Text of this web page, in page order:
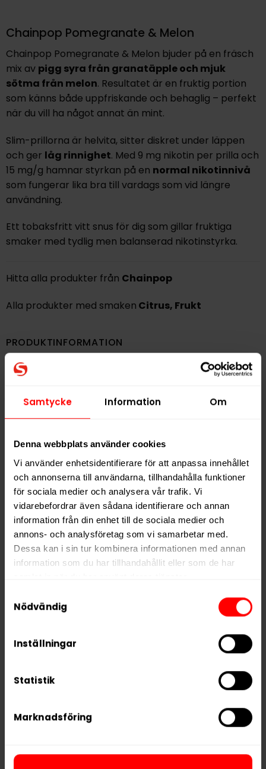
Samtycke Information Om
Denna webbplats använder cookies
Vi använder enhetsidentifierare för att anpassa innehållet
och annonserna till användarna, tillhandahålla funktioner
för sociala medier och analysera vår trafik. Vi
vidarebefordrar även sådana identifierare och annan
information från din enhet till de sociala medier och
annons- och analysföretag som vi samarbetar med.
Dessa kan i sin tur kombinera informationen med annan
information som du har tillhandahållit eller som de har
We work with
who may receive and
Nödvändig
Inställningar
Statistik
Marknadsföring
Chainpop Pomegranate & Melon
Chainpop Pomegranate & Melon bjuder på en fräsch
mix av pigg syra från granatäpple och mjuk
sötma från melon. Resultatet är en fruktig portion
som känns både uppfriskande och behaglig – perfekt
när du vill ha något annat än mint.
Slim-prillorna är helvita, sitter diskret under läppen
och ger låg rinnighet. Med 9 mg nikotin per prilla och
15 mg/g hamnar styrkan på en normal nikotinnivå
som fungerar lika bra till vardags som vid längre
användning.
Ett tobaksfritt vitt snus för dig som gillar fruktiga
smaker med tydlig men balanserad nikotinstyrka.
Hitta alla produkter från Chainpop
Alla produkter med smaken Citrus, Frukt
PRODUKTINFORMATION
Typ
Format
Slim
Styrka
Nikotin per gram
15,0 mg/g
Nikotin per portion
9,0 mg
Nikotin per dosa
180 mg
Vikt per dosa
12 g
Portioner per dosa
20
Vikt per portion
0,6 g
Varumärke
Chainpop
RELATERADE PRODUKTER